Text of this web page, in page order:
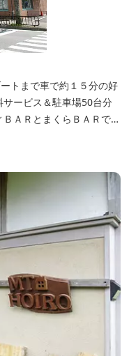
トまで車で約１５分の好
ービス＆駐車場50台分
ＡＲとまくらＢＡＲで快